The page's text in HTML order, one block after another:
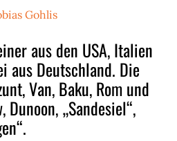
Gohlis
aus den USA, Italien
aus Deutschland. Die
Van, Baku, Rom und
Dunoon, „Sandesiel“,